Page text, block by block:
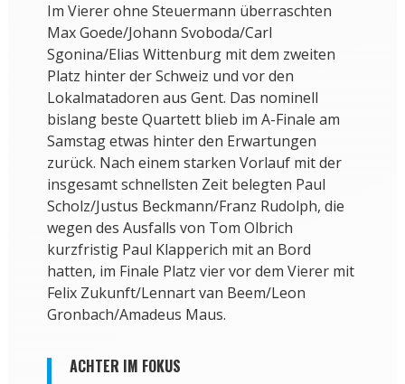
Im Vierer ohne Steuermann überraschten
Max Goede/Johann Svoboda/Carl
Sgonina/Elias Wittenburg mit dem zweiten
Platz hinter der Schweiz und vor den
Lokalmatadoren aus Gent. Das nominell
bislang beste Quartett blieb im A-Finale am
Samstag etwas hinter den Erwartungen
zurück. Nach einem starken Vorlauf mit der
insgesamt schnellsten Zeit belegten Paul
Scholz/Justus Beckmann/Franz Rudolph, die
wegen des Ausfalls von Tom Olbrich
kurzfristig Paul Klapperich mit an Bord
hatten, im Finale Platz vier vor dem Vierer mit
Felix Zukunft/Lennart van Beem/Leon
Gronbach/Amadeus Maus.
ACHTER IM FOKUS